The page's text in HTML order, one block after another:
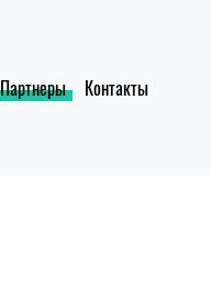
Партнеры Контакты